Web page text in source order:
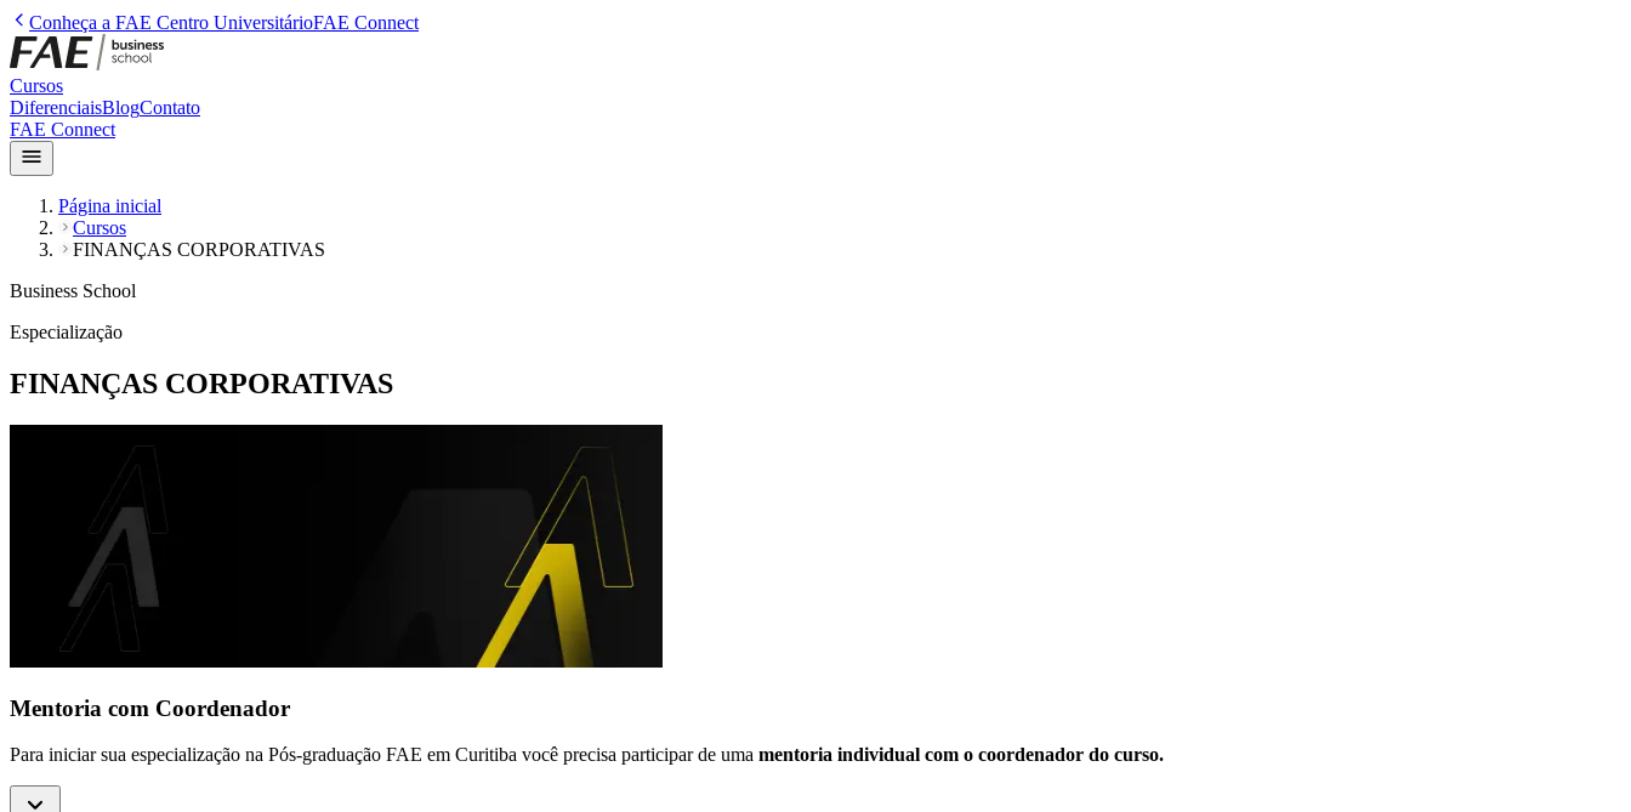
Conheça a FAE Centro UniversitárioFAE Connect
Cursos
DiferenciaisBlogContato
FAE Connect
Página inicial
Cursos
FINANÇAS CORPORATIVAS
Business School
Especialização
FINANÇAS CORPORATIVAS
Mentoria com Coordenador
Para iniciar sua especialização na Pós-graduação FAE em Curitiba você precisa participar de uma mentoria individual com o coordenador do curso.